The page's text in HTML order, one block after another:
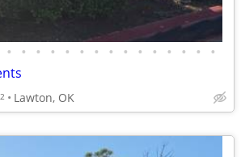
• • • • • • • • • • • • • • •
2 Lawton, OK